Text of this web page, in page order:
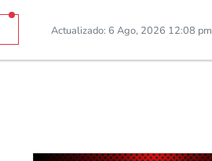
Actualizado: 6 Ago, 2026 12:08 pm